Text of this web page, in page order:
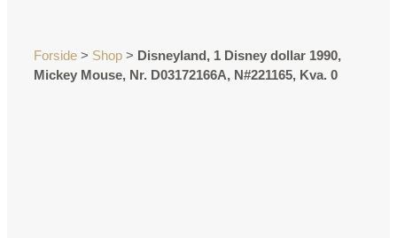
Forside > Shop > Disneyland, 1 Disney dollar 1990,
Mickey Mouse, Nr. D03172166A, N#221165, Kva. 0